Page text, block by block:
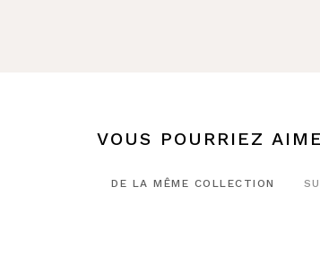
VOUS POURRIEZ
DE LA MÊME COLLECTION